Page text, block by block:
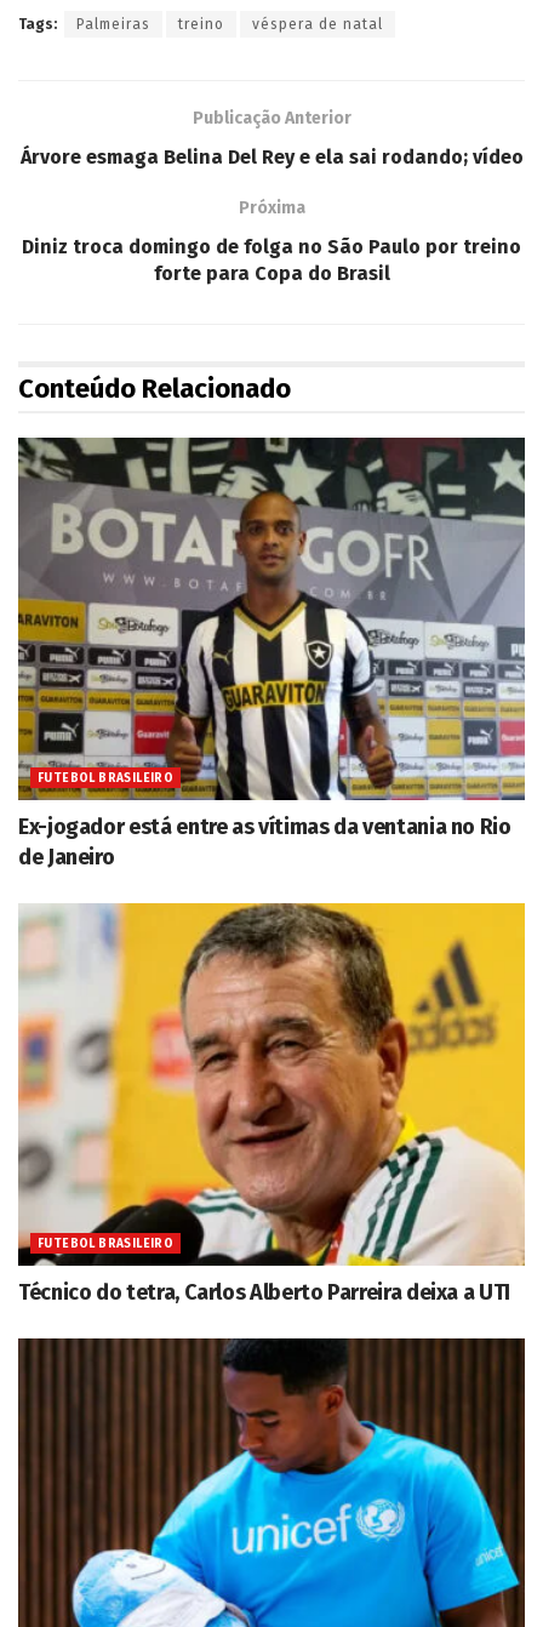
Tags: Palmeiras treino véspera de natal
Publicação Anterior
Árvore esmaga Belina Del Rey e ela sai rodando; vídeo
Próxima
Diniz troca domingo de folga no São Paulo por treino
forte para Copa do Brasil
Conteúdo Relacionado
FUTEBOL BRASILEIRO
Ex-jogador está entre as vítimas da ventania no Rio
de Janeiro
FUTEBOL BRASILEIRO
Técnico do tetra, Carlos Alberto Parreira deixa a UTI